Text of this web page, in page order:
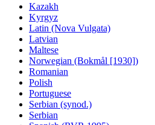
Kazakh
Kyrgyz
Latin (Nova Vulgata)
Latvian
Maltese
Norwegian (Bokmål [1930])
Romanian
Polish
Portuguese
Serbian (synod.)
Serbian